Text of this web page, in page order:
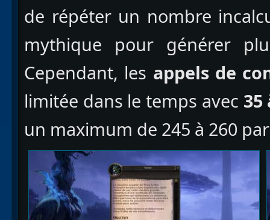
de répéter un nombre
mythique pour générer
Cependant, les appels de
limitée dans le temps avec
un maximum de 245 à 260